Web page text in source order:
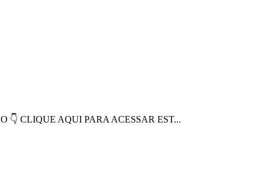
👇 CLIQUE AQUI PARA ACESSAR EST...